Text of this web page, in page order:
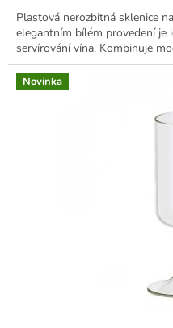
Plastová nerozbitná sklenice
elegantním bílém provedení je
servírování vína. Kombinuje
Novinka